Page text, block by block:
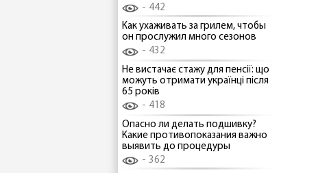
442
Как ухаживать за грилем, чтобы
он прослужил много сезонов
432
Не вистачає стажу для пенсії: що
можуть отримати українці після
65 років
418
Опасно ли делать подшивку?
Какие противопоказания важно
выявить до процедуры
362